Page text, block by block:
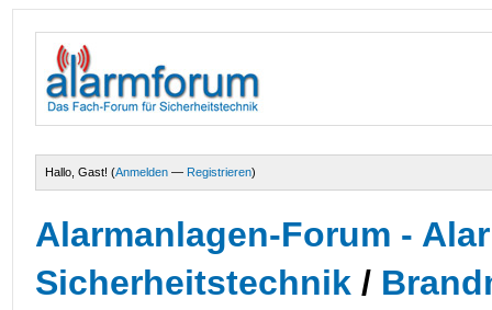
Hallo, Gast! (Anmelden — Registrieren)
Alarmanlagen-Forum -
Sicherheitstechnik /